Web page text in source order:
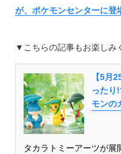
が、ポケモンセンターに登
▼こちらの記事もお楽しみ
【5月
ったり
モンの
タカラトミーアーツが展